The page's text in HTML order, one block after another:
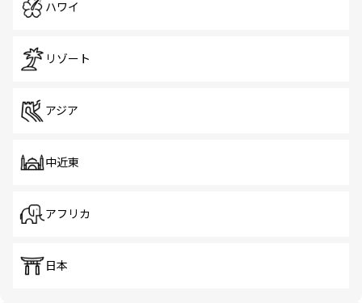
ハワイ
リゾート
アジア
中近東
アフリカ
日本